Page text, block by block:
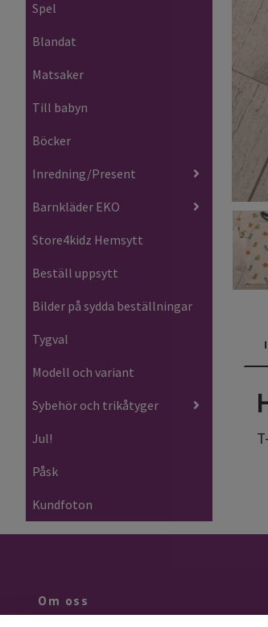
Spel
Blandat
Matsaker
Till babyn
Böcker
Inredning/Present
Barnkläder EKO
Store4kidz Hemsytt
Beställ uppsytt
Bilder på sydda beställningar
Tygval
Modell och variant
Sybehör och trikåtyger
Jul!
Påsk
Kundfoton
Om oss